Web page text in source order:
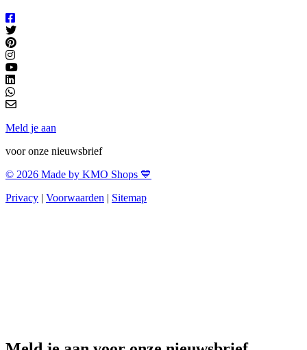
Meld je aan
voor onze nieuwsbrief
© 2026 Made by KMO Shops 💙
Privacy | Voorwaarden | Sitemap